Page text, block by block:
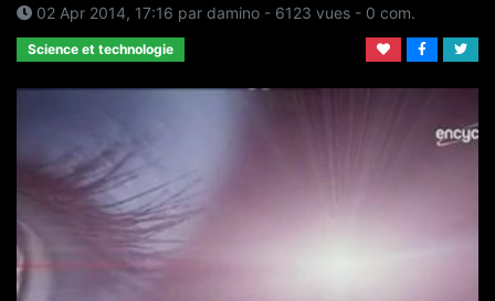
02 Apr 2014, 17:16 par damino - 6123 vues - 0 com.
Science et technologie